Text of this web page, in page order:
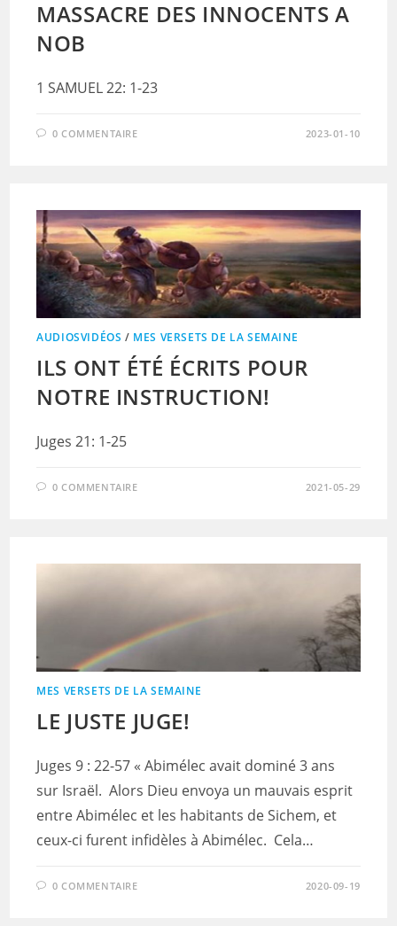
MASSACRE DES INNOCENTS A
NOB
1 SAMUEL 22: 1-23
0 COMMENTAIRE 2023-01-10
AUDIOSVIDÉOS / MES VERSETS DE LA SEMAINE
ILS ONT ÉTÉ ÉCRITS POUR
NOTRE INSTRUCTION!
Juges 21: 1-25
0 COMMENTAIRE 2021-05-29
MES VERSETS DE LA SEMAINE
LE JUSTE JUGE!
Juges 9 : 22-57 « Abimélec avait dominé 3 ans
sur Israël. Alors Dieu envoya un mauvais esprit
entre Abimélec et les habitants de Sichem, et
ceux-ci furent infidèles à Abimélec. Cela…
0 COMMENTAIRE 2020-09-19